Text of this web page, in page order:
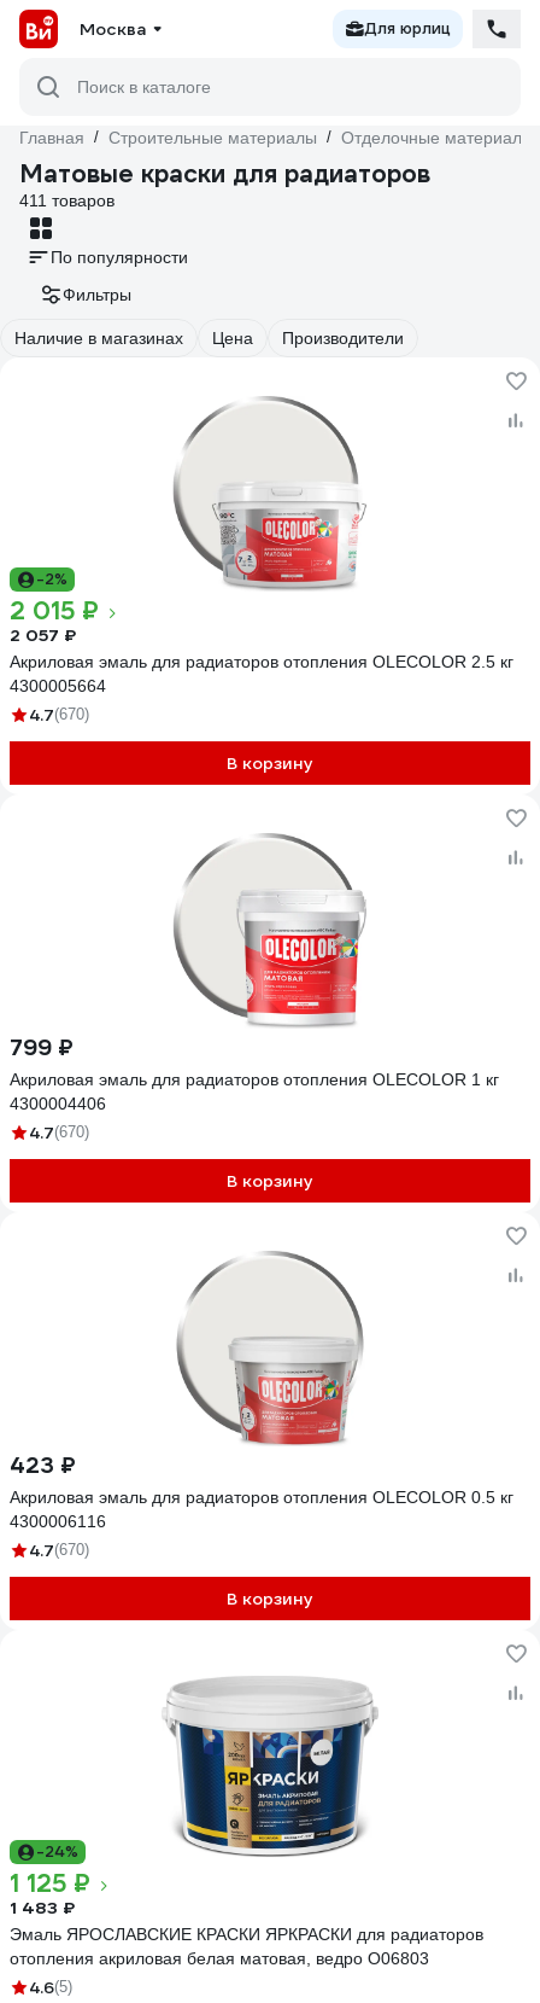
Москва Для юрлиц
Поиск в каталоге
Главная / Строительные материалы / Отделочные материалы
Матовые краски для радиаторов
411 товаров
По популярности
Фильтры
Наличие в магазинах Цена Производители
-2%
2 015 ₽
2 057 ₽
Акриловая эмаль для радиаторов отопления OLECOLOR 2.5 кг
4300005664
4.7(670)
В корзину
799 ₽
Акриловая эмаль для радиаторов отопления OLECOLOR 1 кг
4300004406
4.7(670)
В корзину
423 ₽
Акриловая эмаль для радиаторов отопления OLECOLOR 0.5 кг
4300006116
4.7(670)
В корзину
-24%
1 125 ₽
1 483 ₽
Эмаль ЯРОСЛАВСКИЕ КРАСКИ ЯРКРАСКИ для радиаторов
отопления акриловая белая матовая, ведро О06803
4.6(5)